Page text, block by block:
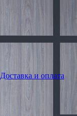
Доставка и оплата